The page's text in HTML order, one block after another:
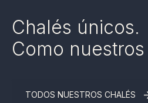
Chalés únicos.
Como
TODOS NUESTROS CHALÉS